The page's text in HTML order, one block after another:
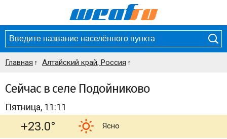
Главная Алтайский край, Россия
Сейчас в селе Подойниково
Пятница, 11:11
+23.0° Ясно